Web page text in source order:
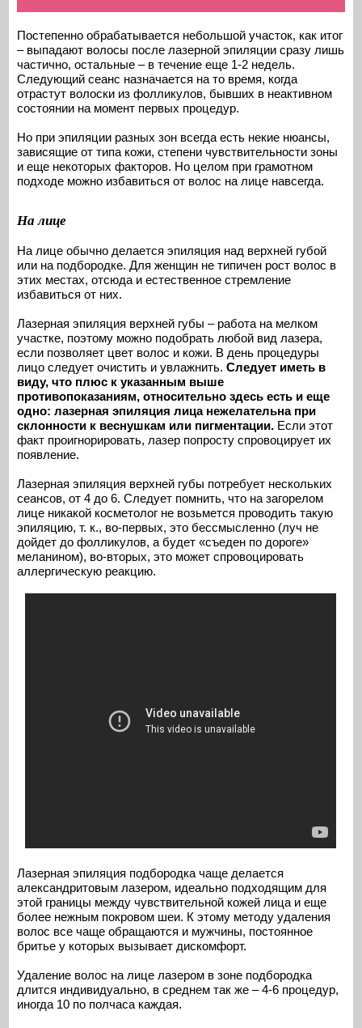
Постепенно обрабатывается небольшой участок, как итог
– выпадают волосы после лазерной эпиляции сразу лишь
частично, остальные – в течение еще 1-2 недель.
Следующий сеанс назначается на то время, когда
отрастут волоски из фолликулов, бывших в неактивном
состоянии на момент первых процедур.
Но при эпиляции разных зон всегда есть некие нюансы,
зависящие от типа кожи, степени чувствительности зоны
и еще некоторых факторов. Но целом при грамотном
подходе можно избавиться от волос на лице навсегда.
На лице
На лице обычно делается эпиляция над верхней губой
или на подбородке. Для женщин не типичен рост волос в
этих местах, отсюда и естественное стремление
избавиться от них.
Лазерная эпиляция верхней губы – работа на мелком
участке, поэтому можно подобрать любой вид лазера,
если позволяет цвет волос и кожи. В день процедуры
лицо следует очистить и увлажнить.Следует иметь в
виду, что плюс к указанным выше
противопоказаниям, относительно здесь есть и еще
одно: лазерная эпиляция лица нежелательна при
склонности к веснушкам или пигментации. Если этот
факт проигнорировать, лазер попросту спровоцирует их
появление.
Лазерная эпиляция верхней губы потребует нескольких
сеансов, от 4 до 6. Следует помнить, что на загорелом
лице никакой косметолог не возьмется проводить такую
эпиляцию, т. к., во-первых, это бессмысленно (луч не
дойдет до фолликулов, а будет «съеден по дороге»
меланином), во-вторых, это может спровоцировать
аллергическую реакцию.
Лазерная эпиляция подбородка чаще делается
александритовым лазером, идеально подходящим для
этой границы между чувствительной кожей лица и еще
более нежным покровом шеи. К этому методу удаления
волос все чаще обращаются и мужчины, постоянное
бритье у которых вызывает дискомфорт.
Удаление волос на лице лазером в зоне подбородка
длится индивидуально, в среднем так же – 4-6 процедур,
иногда 10 по полчаса каждая.